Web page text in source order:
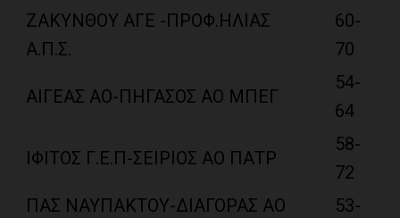
ΖΑΚΥΝΘΟΥ ΑΓΕ -ΠΡΟΦ.ΗΛΙΑΣ
Α.Π.Σ.
60-
70
ΑΙΓΕΑΣ ΑΟ-ΠΗΓΑΣΟΣ ΑΟ ΜΠΕΓ
54-
64
ΙΦΙΤΟΣ Γ.Ε.Π-ΣΕΙΡΙΟΣ ΑΟ ΠΑΤΡ
58-
72
ΠΑΣ ΝΑΥΠΑΚΤΟΥ-ΔΙΑΓΟΡΑΣ ΑΟ
53-